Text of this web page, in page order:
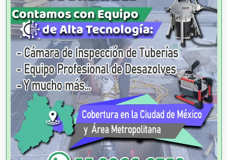
Agencias de Cobranza
Agencias de Colocación
Agencias de Modelos
Agencias de Publicidad